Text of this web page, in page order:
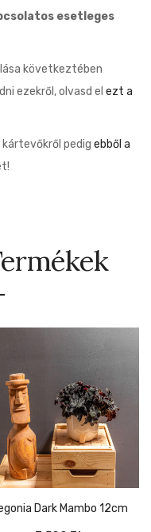
esetleges
következtében
ezekről, olvasd el ezt a
pedig ebből a
Dark Mambo 12cm